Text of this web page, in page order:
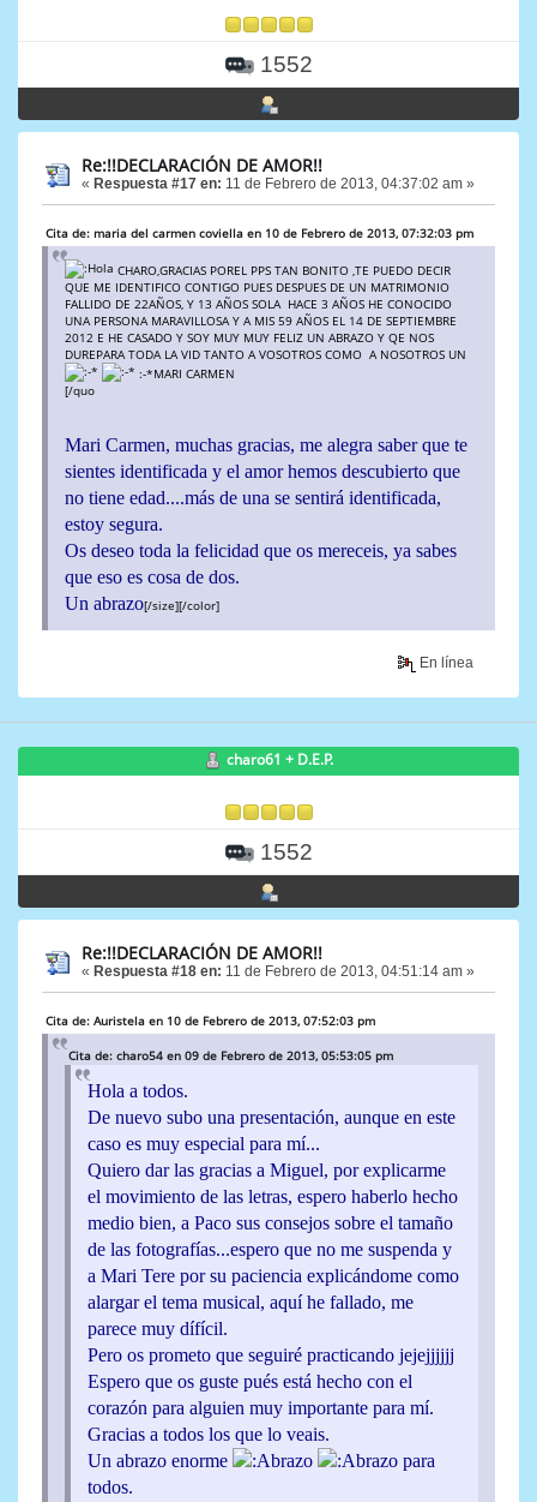
1552
Re:!!DECLARACIÓN DE AMOR!!
« Respuesta #17 en: 11 de Febrero de 2013, 04:37:02 am »
Cita de: maria del carmen coviella en 10 de Febrero de 2013, 07:32:03 pm
CHARO,GRACIAS POREL PPS TAN BONITO ,TE PUEDO DECIR
QUE ME IDENTIFICO CONTIGO PUES DESPUES DE UN MATRIMONIO
FALLIDO DE 22AÑOS, Y 13 AÑOS SOLA HACE 3 AÑOS HE CONOCIDO
UNA PERSONA MARAVILLOSA Y A MIS 59 AÑOS EL 14 DE SEPTIEMBRE
2012 E HE CASADO Y SOY MUY MUY FELIZ UN ABRAZO Y QE NOS
DUREPARA TODA LA VID TANTO A VOSOTROS COMO A NOSOTROS UN
:-*MARI CARMEN
[/quo
Mari Carmen, muchas gracias, me alegra saber que te
sientes identificada y el amor hemos descubierto que
no tiene edad....más de una se sentirá identificada,
estoy segura.
Os deseo toda la felicidad que os mereceis, ya sabes
que eso es cosa de dos.
Un abrazo[/size][/color]
En línea
charo61 + D.E.P.
1552
Re:!!DECLARACIÓN DE AMOR!!
« Respuesta #18 en: 11 de Febrero de 2013, 04:51:14 am »
Cita de: Auristela en 10 de Febrero de 2013, 07:52:03 pm
Cita de: charo54 en 09 de Febrero de 2013, 05:53:05 pm
Hola a todos.
De nuevo subo una presentación, aunque en este
caso es muy especial para mí...
Quiero dar las gracias a Miguel, por explicarme
el movimiento de las letras, espero haberlo hecho
medio bien, a Paco sus consejos sobre el tamaño
de las fotografías...espero que no me suspenda y
a Mari Tere por su paciencia explicándome como
alargar el tema musical, aquí he fallado, me
parece muy dífícil.
Pero os prometo que seguiré practicando jejejjjjjj
Espero que os guste pués está hecho con el
corazón para alguien muy importante para mí.
Gracias a todos los que lo veais.
Un abrazo enorme
para
todos.